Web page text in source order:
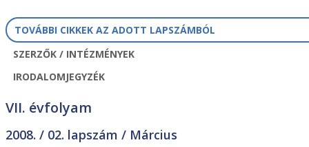
TOVÁBBI CIKKEK AZ ADOTT LAPSZÁMBÓL
SZERZŐK / INTÉZMÉNYEK
IRODALOMJEGYZÉK
VII. évfolyam
2008. / 02. lapszám / Március